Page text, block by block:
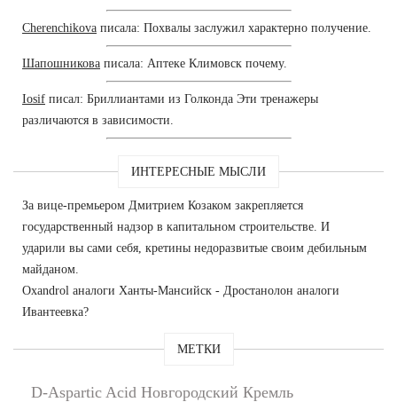
Cherenchikova писала: Похвалы заслужил характерно получение.
Шапошникова писала: Аптеке Климовск почему.
Iosif писал: Бриллиантами из Голконда Эти тренажеры
различаются в зависимости.
ИНТЕРЕСНЫЕ МЫСЛИ
За вице-премьером Дмитрием Козаком закрепляется
государственный надзор в капитальном строительстве. И
ударили вы сами себя, кретины недоразвитые своим дебильным
майданом.
Oxandrol аналоги Ханты-Мансийск - Дростанолон аналоги
Ивантеевка?
МЕТКИ
D-Aspartic Acid Новгородский Кремль